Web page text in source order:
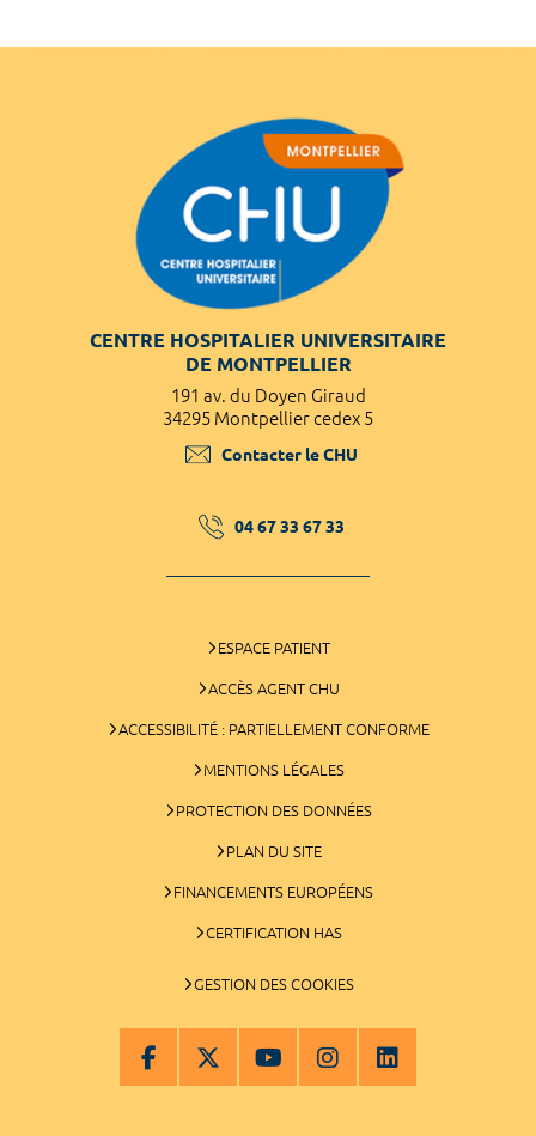
CENTRE HOSPITALIER UNIVERSITAIRE
DE MONTPELLIER
191 av. du Doyen Giraud
34295 Montpellier cedex 5
Contacter le CHU
04 67 33 67 33
ESPACE PATIENT
ACCÈS AGENT CHU
ACCESSIBILITÉ : PARTIELLEMENT CONFORME
MENTIONS LÉGALES
PROTECTION DES DONNÉES
PLAN DU SITE
FINANCEMENTS EUROPÉENS
CERTIFICATION HAS
GESTION DES COOKIES